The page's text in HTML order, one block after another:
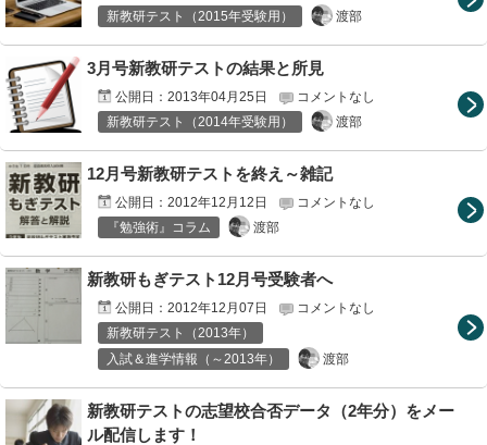
新教研テスト（2015年受験用）
渡部
3月号新教研テストの結果と所見
公開日： 2013年04月25日
コメントなし
新教研テスト（2014年受験用）
渡部
12月号新教研テストを終え～雑記
公開日： 2012年12月12日
コメントなし
『勉強術』コラム
渡部
新教研もぎテスト12月号受験者へ
公開日： 2012年12月07日
コメントなし
新教研テスト（2013年）
入試＆進学情報（～2013年）
渡部
新教研テストの志望校合否データ（2年分）をメー
ル配信します！